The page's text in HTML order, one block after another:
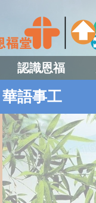
認識恩福
華語事工